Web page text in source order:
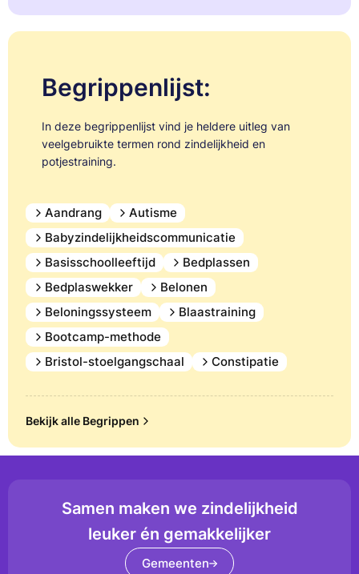
Begrippenlijst:
In deze begrippenlijst vind je heldere uitleg van
veelgebruikte termen rond zindelijkheid en
potjestraining.
Aandrang
Autisme
Babyzindelijkheidscommunicatie
Basisschoolleeftijd
Bedplassen
Bedplaswekker
Belonen
Beloningssysteem
Blaastraining
Bootcamp-methode
Bristol-stoelgangschaal
Constipatie
Bekijk alle Begrippen
Samen maken we zindelijkheid
leuker én gemakkelijker
Gemeenten